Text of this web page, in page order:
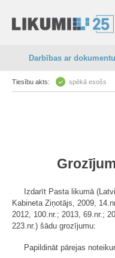
Darbības ar dokumentu
Tiesību akts: spēkā esošs
Izdarīt Pasta likumā
Kabineta Ziņotājs, 2009,
2012, 100.nr.; 2013, 69.nr.;
223.nr.) šādu grozījumu:
Papildināt pārejas